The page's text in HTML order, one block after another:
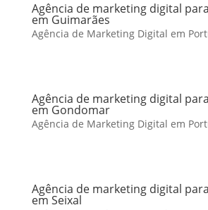
Agência de marketing digital
em Guimarães
Agência de Marketing Digital em
Agência de marketing digital
em Gondomar
Agência de Marketing Digital em
Agência de marketing digital
em Seixal